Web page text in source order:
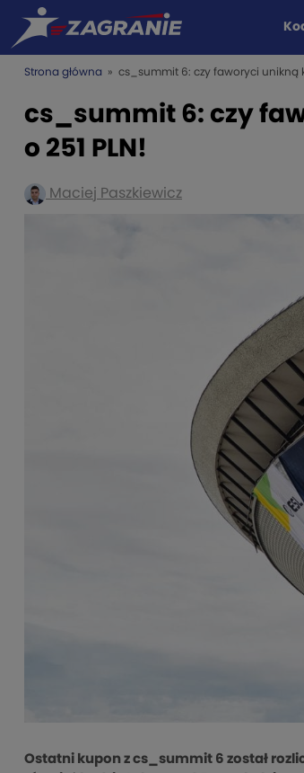
Strona główna » cs_summit 6: czy faworyci unikną
cs_summit 6: czy
o 251 PLN!
Maciej Paszkiewicz
Ostatni kupon z cs_summit 6 został